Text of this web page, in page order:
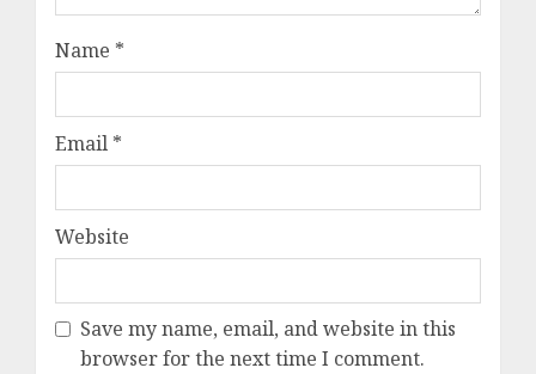
Name *
Email *
Website
Save my name, email, and website in this
browser for the next time I comment.